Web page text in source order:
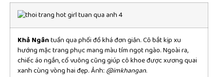
Khả Ngântuần qua phối đồ khá đơn giản. Cô bắt kịp xu
hướng mặc trang phục mang màu tím ngọt ngào. Ngoài ra,
chiếc áo ngắn, cổ vuông cũng giúp cô khoe được xương quai
xanh cùng vòng hai đẹp. Ảnh: @imkhangan.